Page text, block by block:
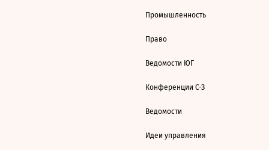
Промышленность
Право
Ведомости ЮГ
Конференции С-З
Ведомости
Идеи управления